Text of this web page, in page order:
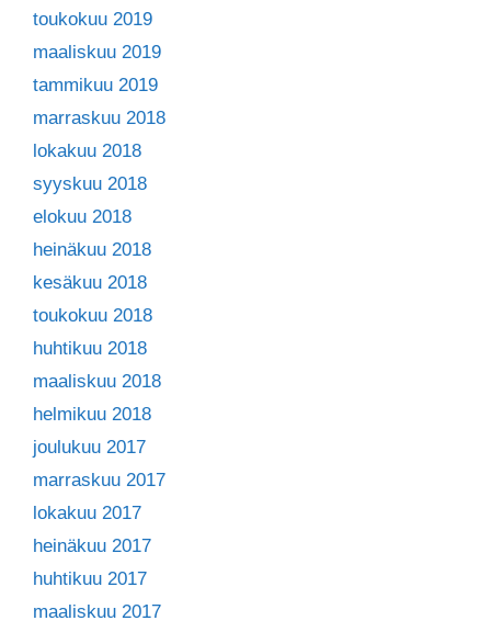
toukokuu 2019
maaliskuu 2019
tammikuu 2019
marraskuu 2018
lokakuu 2018
syyskuu 2018
elokuu 2018
heinäkuu 2018
kesäkuu 2018
toukokuu 2018
huhtikuu 2018
maaliskuu 2018
helmikuu 2018
joulukuu 2017
marraskuu 2017
lokakuu 2017
heinäkuu 2017
huhtikuu 2017
maaliskuu 2017